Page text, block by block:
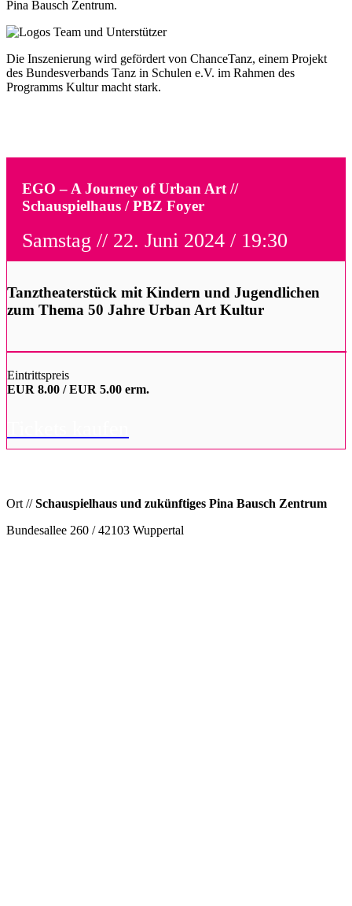
Pina Bausch Zentrum.
Die Inszenierung wird gefördert von ChanceTanz, einem Projekt
des Bundesverbands Tanz in Schulen e.V. im Rahmen des
Programms Kultur macht stark.
EGO – A Journey of Urban Art //
Schauspielhaus / PBZ Foyer
Samstag // 22. Juni 2024 / 19:30
Tanztheaterstück mit Kindern und Jugendlichen
zum Thema 50 Jahre Urban Art Kultur
Eintrittspreis
EUR 8.00 / EUR 5.00 erm.
Ort //Schauspielhaus und zukünftiges Pina Bausch Zentrum
Bundesallee 260 / 42103 Wuppertal